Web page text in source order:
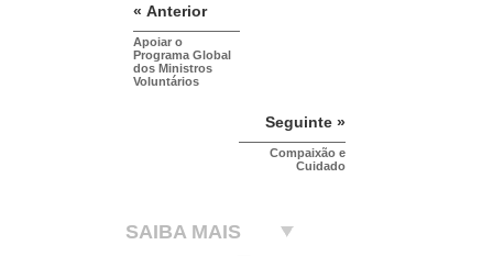
« Anterior
Apoiar o
Programa Global
dos Ministros
Voluntários
Seguinte »
Compaixão e
Cuidado
SAIBA MAIS